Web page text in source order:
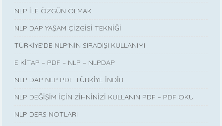
NLP İLE ÖZGÜN OLMAK
NLP DAP YAŞAM ÇİZGİSİ TEKNİĞİ
TÜRKİYE'DE NLP'NİN SIRADIŞI KULLANIMI
E KİTAP – PDF – NLP – NLPDAP
NLP DAP NLP PDF TÜRKİYE İNDİR
NLP DEĞİŞİM İÇİN ZİHNİNİZİ KULLANIN PDF – PDF OKU
NLP DERS NOTLARI